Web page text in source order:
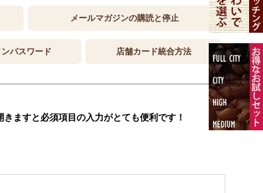
メールマガジンの購読と停止
ンパスワード 店舗カード統合方法
ますと必須項目の入力がとても便利です！